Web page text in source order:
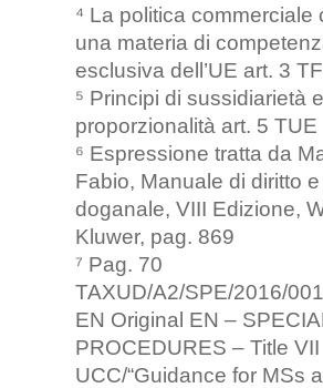
⁴ La politica commerciale
una materia di
esclusiva dell’UE art. 3
⁵ Principi di sussidiarietà e
proporzionalità art. 5 TUE
⁶ Espressione tratta da
Fabio, Manuale di diritto
doganale, VIII Edizione,
Kluwer, pag. 869
⁷ Pag. 70
TAXUD/A2/SPE/2016/
EN Original EN –
PROCEDURES – Title VII
UCC/“Guidance for MSs